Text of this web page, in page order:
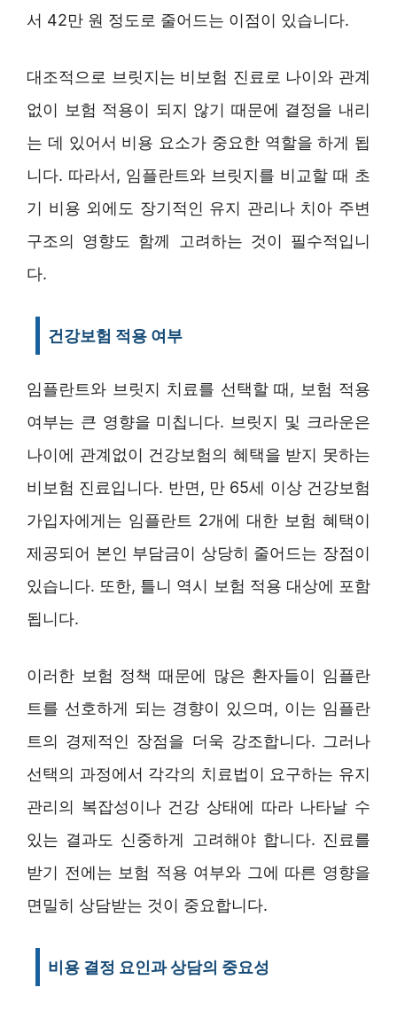
서 42만 원 정도로 줄어드는 이점이 있습니다.
대조적으로 브릿지는 비보험 진료로 나이와 관계
없이 보험 적용이 되지 않기 때문에 결정을 내리
는 데 있어서 비용 요소가 중요한 역할을 하게 됩
니다. 따라서, 임플란트와 브릿지를 비교할 때 초
기 비용 외에도 장기적인 유지 관리나 치아 주변
구조의 영향도 함께 고려하는 것이 필수적입니
다.
건강보험 적용 여부
임플란트와 브릿지 치료를 선택할 때, 보험 적용
여부는 큰 영향을 미칩니다. 브릿지 및 크라운은
나이에 관계없이 건강보험의 혜택을 받지 못하는
비보험 진료입니다. 반면, 만 65세 이상 건강보험
가입자에게는 임플란트 2개에 대한 보험 혜택이
제공되어 본인 부담금이 상당히 줄어드는 장점이
있습니다. 또한, 틀니 역시 보험 적용 대상에 포함
됩니다.
이러한 보험 정책 때문에 많은 환자들이 임플란
트를 선호하게 되는 경향이 있으며, 이는 임플란
트의 경제적인 장점을 더욱 강조합니다. 그러나
선택의 과정에서 각각의 치료법이 요구하는 유지
관리의 복잡성이나 건강 상태에 따라 나타날 수
있는 결과도 신중하게 고려해야 합니다. 진료를
받기 전에는 보험 적용 여부와 그에 따른 영향을
면밀히 상담받는 것이 중요합니다.
비용 결정 요인과 상담의 중요성